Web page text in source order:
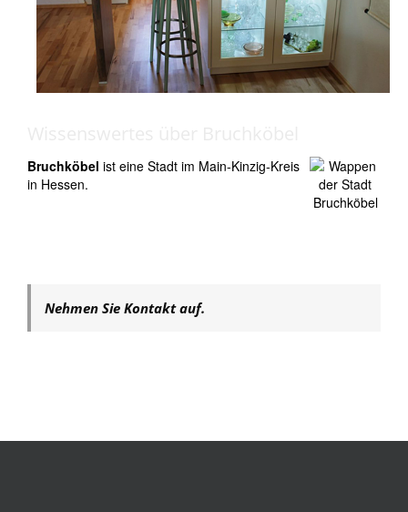
Bruchköbel ist eine Stadt im Main-Kinzig-Kreis
in Hessen.
Nehmen Sie Kontakt auf.